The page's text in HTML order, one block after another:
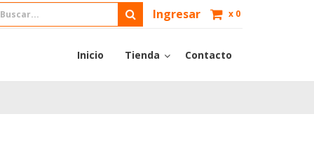
Ingresar x 0
Inicio Tienda Contacto